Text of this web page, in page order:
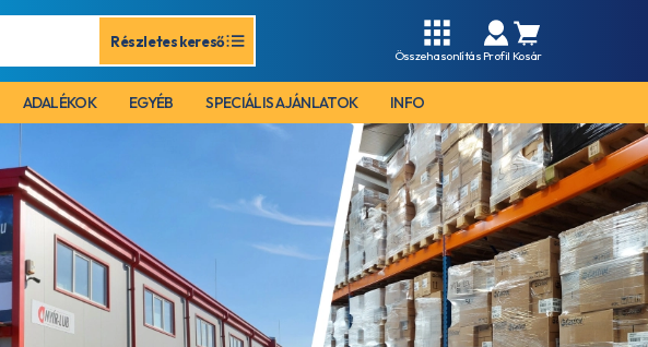
Részletes kereső
Összehasonlítás Profil Kosár
ADALÉKOK EGYÉB SPECIÁLIS AJÁNLATOK INFO